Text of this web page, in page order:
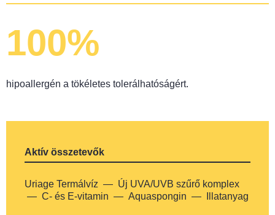
100%
hipoallergén a tökéletes tolerálhatóságért.
Aktív összetevők
Uriage Termálvíz
Új UVA/UVB szűrő komplex
C- és E-vitamin
Aquaspongin Illatanyag